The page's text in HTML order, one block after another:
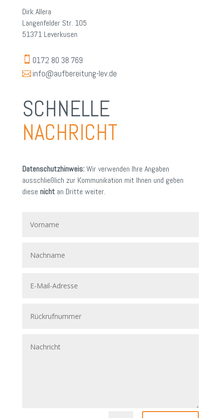
Dirk Allera
Langenfelder Str. 105
51371 Leverkusen
 0172 80 38 769
 info@aufbereitung-lev.de
SCHNELLE
NACHRICHT
Datenschutzhinweis:Wir verwenden Ihre Angaben
ausschließlich zur Kommunikation mit Ihnen und geben
diese nichtan Dritte weiter.